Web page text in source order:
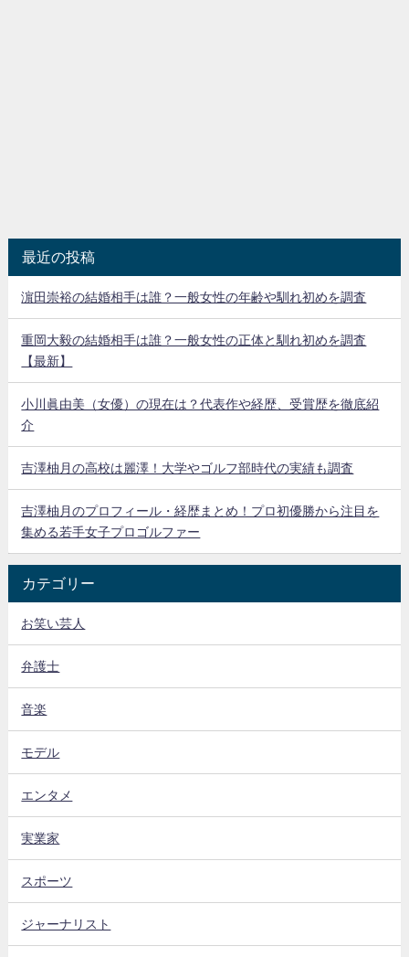
最近の投稿
濵田崇裕の結婚相手は誰？一般女性の年齢や馴れ初めを調査
重岡大毅の結婚相手は誰？一般女性の正体と馴れ初めを調査
【最新】
小川眞由美（女優）の現在は？代表作や経歴、受賞歴を徹底紹
介
吉澤柚月の高校は麗澤！大学やゴルフ部時代の実績も調査
吉澤柚月のプロフィール・経歴まとめ！プロ初優勝から注目を
集める若手女子プロゴルファー
カテゴリー
お笑い芸人
弁護士
音楽
モデル
エンタメ
実業家
スポーツ
ジャーナリスト